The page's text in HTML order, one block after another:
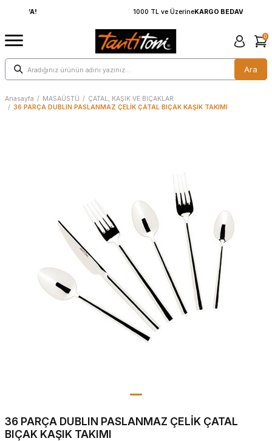
1000 TL ve ÜzerineKARGO BEDAVA!
Ara
0
Anasayfa / MASAÜSTÜ / ÇATAL, KAŞIK VE BIÇAKLAR
/ 36 PARÇA DUBLIN PASLANMAZ ÇELİK ÇATAL BIÇAK KAŞIK TAKIMI
36 PARÇA DUBLIN PASLANMAZ ÇELİK ÇATAL
BIÇAK KAŞIK TAKIMI